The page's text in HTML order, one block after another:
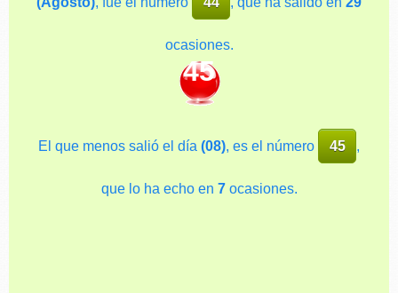
ocasiones.
45
El que menos salió el día(08), es el número 45 ,
que lo ha echo en 7ocasiones.